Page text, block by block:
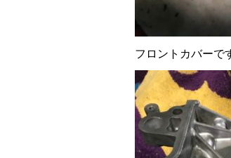
フロントカバーで